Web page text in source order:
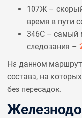
107Ж –
время в пути
346С – самый
следования –
На данном
состава, на
без пересадок.